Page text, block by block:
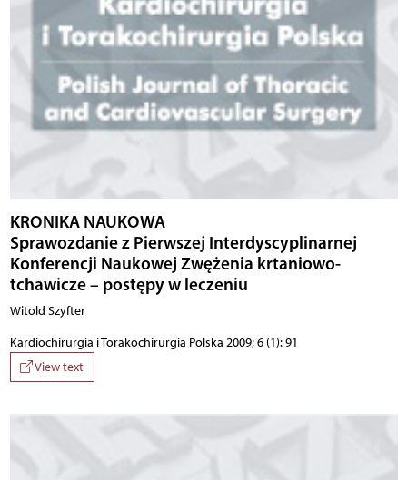
KRONIKA NAUKOWA
Sprawozdanie z Pierwszej Interdyscyplinarnej
Konferencji Naukowej Zwężenia krtaniowo-
tchawicze – postępy w leczeniu
Witold Szyfter
Kardiochirurgia i Torakochirurgia Polska 2009; 6 (1): 91
View text